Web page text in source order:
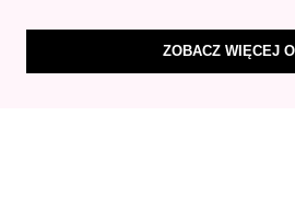
ZOBACZ WIĘCEJ